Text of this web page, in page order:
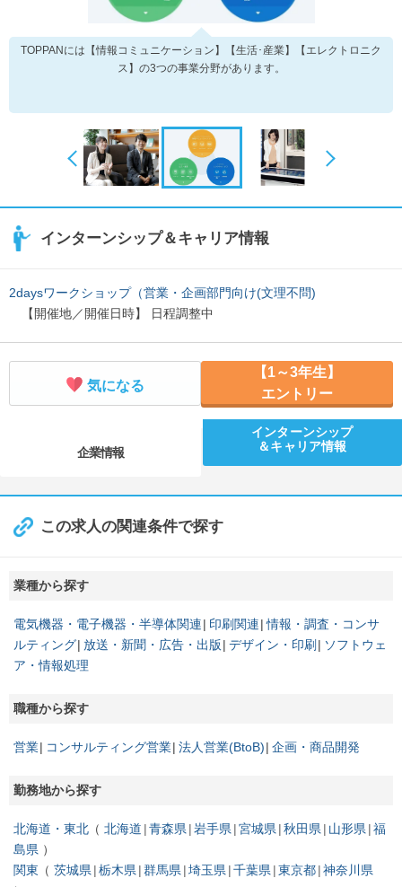
TOPPANには【情報コミュニケーション】【生活･産業】【エレクトロニク
ス】の3つの事業分野があります。
インターンシップ＆キャリア情報
2daysワークショップ（営業・企画部門向け(文理不問)
【開催地／開催日時】 日程調整中
気になる
【1～3年生】
エントリー
企業情報
インターンシップ
＆キャリア情報
この求人の関連条件で探す
業種から探す
電気機器・電子機器・半導体関連 印刷関連 情報・調査・コンサ
ルティング 放送・新聞・広告・出版 デザイン・印刷
ソフトウェ
ア・情報処理
職種から探す
営業 コンサルティング営業 法人営業(BtoB) 企画・商品開発
勤務地から探す
北海道・東北 北海道 青森県 岩手県 宮城県 秋田県 山形県 福
島県
関東
茨城県 栃木県 群馬県 埼玉県 千葉県 東京都 神奈川県